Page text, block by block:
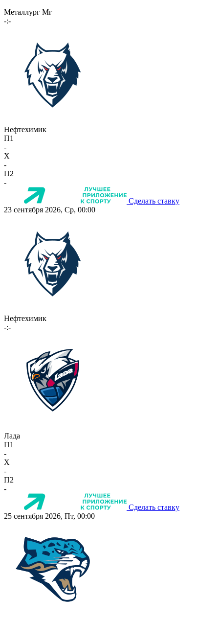
Металлург Мг
-:-
Нефтехимик
П1
-
X
-
П2
-
Сделать ставку
23 сентября 2026, Ср, 00:00
Нефтехимик
-:-
Лада
П1
-
X
-
П2
-
Сделать ставку
25 сентября 2026, Пт, 00:00